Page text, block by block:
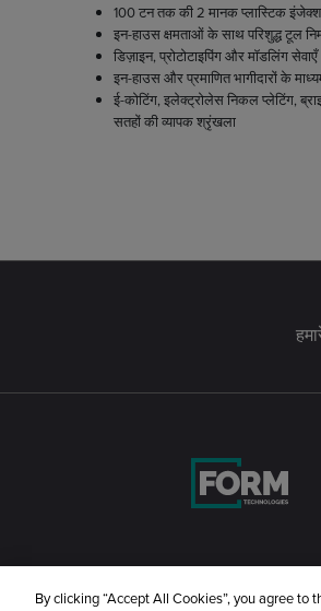
100 टन तक की 2 मानक प्लास्टिक
इन-हाउस क्षमताओं के साथ परिशुद्ध टूल
डिज़ाइन, प्रोटोटाइपिंग और मॉडलिंग सेवाएँ
इन-हाउस और प्रमाणित भागीदारों के
ई-कोटिंग, इलेक्ट्रोलेस निकल प्लेटिंग,
सतहों की व्यापक श्रृंखला
By clicking “Accept All Cookies”, you agree